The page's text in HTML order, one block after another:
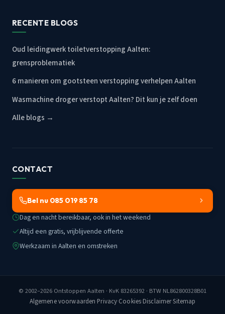
RECENTE BLOGS
Oud leidingwerk toiletverstopping Aalten:
grensproblematiek
6 manieren om gootsteen verstopping verhelpen Aalten
Wasmachine droger verstopt Aalten? Dit kun je zelf doen
Alle blogs →
CONTACT
Bel nu 085 019 85 78
Dag en nacht bereikbaar, ook in het weekend
Altijd een gratis, vrijblijvende offerte
Werkzaam in Aalten en omstreken
© 2002–2026 Ontstoppen Aalten · KvK 83265392 · BTW NL862800328B01
Algemene voorwaarden·Privacy·Cookies·Disclaimer·Sitemap